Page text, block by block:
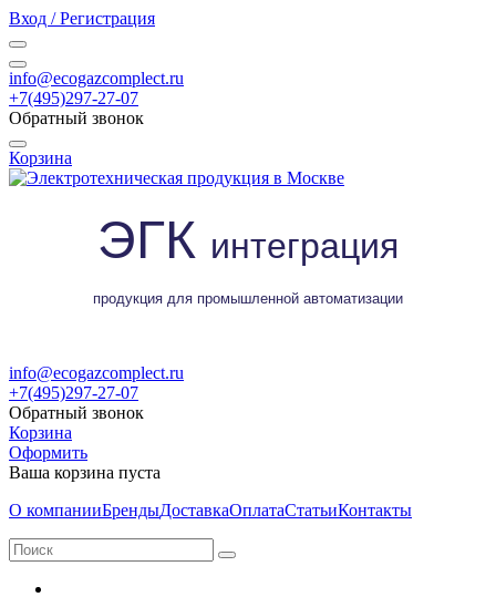
Вход / Регистрация
info@ecogazcomplect.ru
+7(495)297-27-07
Обратный звонок
Корзина
ЭГК интеграция
продукция для промышленной автоматизации
info@ecogazcomplect.ru
+7(495)297-27-07
Обратный звонок
Корзина
Оформить
Ваша корзина пуста
О компанииБрендыДоставкаОплатаСтатьиКонтакты